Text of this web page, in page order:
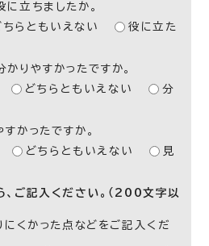
立ちましたか。
ちらともいえない
役に立た
りやすかったですか。
どちらともいえない
分
かったですか。
どちらともいえない
見
、ご記入ください。（200文字以
にくかった点などをご記入くだ